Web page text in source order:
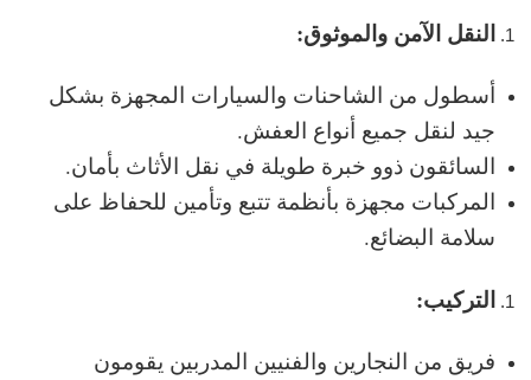
النقل الآمن والموثوق:
أسطول من الشاحنات والسيارات المجهزة بشكل
جيد لنقل جميع أنواع العفش.
السائقون ذوو خبرة طويلة في نقل الأثاث بأمان.
المركبات مجهزة بأنظمة تتبع وتأمين للحفاظ على
سلامة البضائع.
التركيب:
فريق من النجارين والفنيين المدربين يقومون